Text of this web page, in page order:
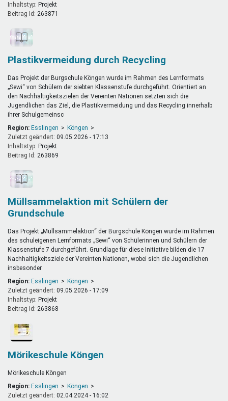
Inhaltstyp:
projekt
Beitrag Id: 263871
Plastikvermeidung durch Recycling
Das Projekt der Burgschule Köngen wurde im Rahmen des Lernformats
„Sewi“ von Schülern der siebten Klassenstufe durchgeführt. Orientiert an
den Nachhaltigkeitszielen der Vereinten Nationen setzten sich die
Jugendlichen das Ziel, die Plastikvermeidung und das Recycling innerhalb
ihrer Schulgemeinsc
Region: Esslingen
Köngen
Zuletzt geändert: 09.05.2026 - 17:13
Inhaltstyp:
projekt
Beitrag Id: 263869
Müllsammelaktion mit Schülern der
Grundschule
Das Projekt „Müllsammelaktion“ der Burgschule Köngen wurde im Rahmen
des schuleigenen Lernformats „Sewi“ von Schülerinnen und Schülern der
Klassenstufe 7 durchgeführt. Grundlage für diese Initiative bilden die 17
Nachhaltigkeitsziele der Vereinten Nationen, wobei sich die Jugendlichen
insbesonder
Region: Esslingen
Köngen
Zuletzt geändert: 09.05.2026 - 17:09
Inhaltstyp:
projekt
Beitrag Id: 263868
Mörikeschule Köngen
Mörikeschule Köngen
Region: Esslingen
Köngen
Zuletzt geändert: 02.04.2024 - 16:02